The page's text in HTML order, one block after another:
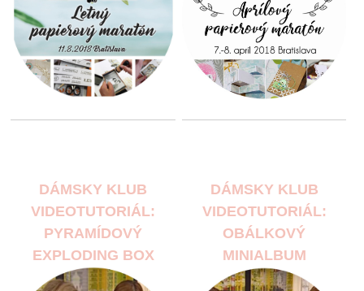
DÁMSKY KLUB
VIDEOTUTORIÁL:
PYRAMÍDOVÝ
EXPLODING BOX
DÁMSKY KLUB
VIDEOTUTORIÁL:
OBÁLKOVÝ
MINIALBUM